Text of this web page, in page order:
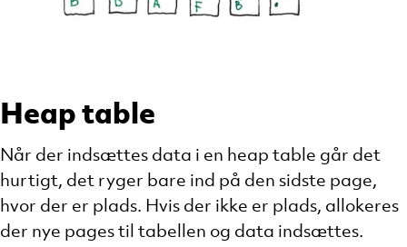
Heap table
Når der indsættes data i en heap table går det
hurtigt, det ryger bare ind på den sidste page,
hvor der er plads. Hvis der ikke er plads, allokeres
der nye pages til tabellen og data indsættes.